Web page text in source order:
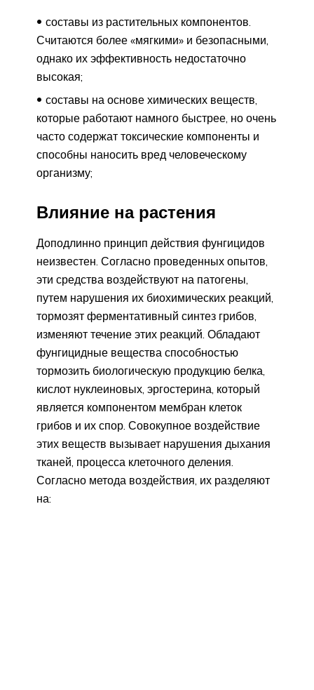
составы из растительных компонентов.
Считаются более «мягкими» и безопасными,
однако их эффективность недостаточно
высокая;
составы на основе химических веществ,
которые работают намного быстрее, но очень
часто содержат токсические компоненты и
способны наносить вред человеческому
организму;
Влияние на растения
Доподлинно принцип действия фунгицидов
неизвестен. Согласно проведенных опытов,
эти средства воздействуют на патогены,
путем нарушения их биохимических реакций,
тормозят ферментативный синтез грибов,
изменяют течение этих реакций. Обладают
фунгицидные вещества способностью
тормозить биологическую продукцию белка,
кислот нуклеиновых, эргостерина, который
является компонентом мембран клеток
грибов и их спор. Совокупное воздействие
этих веществ вызывает нарушения дыхания
тканей, процесса клеточного деления.
Согласно метода воздействия, их разделяют
на: